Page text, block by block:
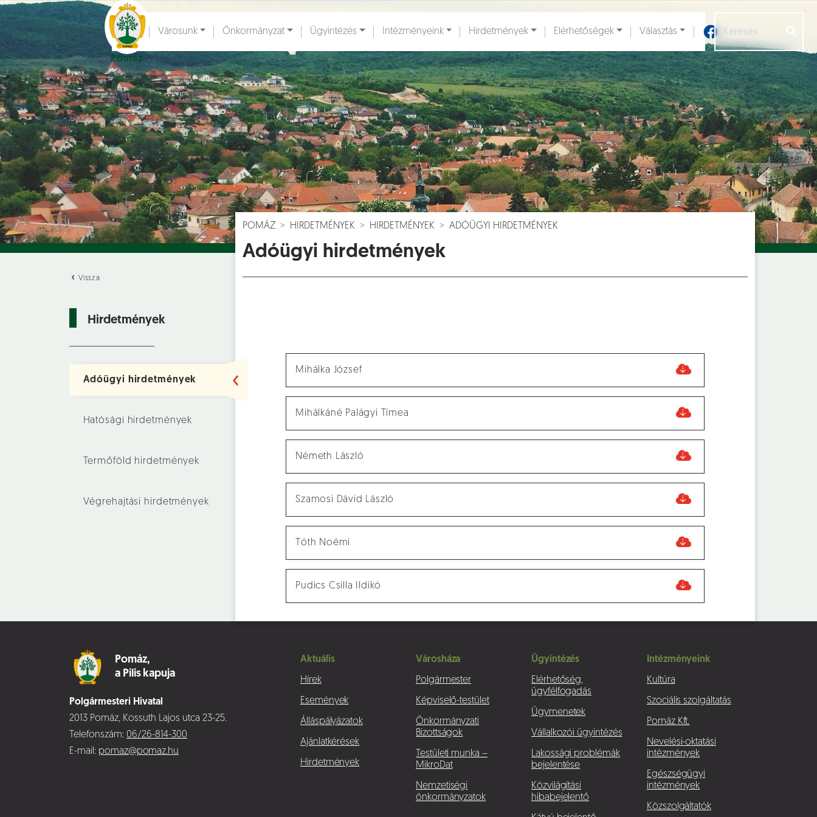
Pomáz
Ugrás a fő tartalomhoz
Városunk Önkormányzat Ügyintézés Intézményeink Hirdetmények Elérhetőségek Választás
Vissza
Hirdetmények
Adóügyi hirdetmények
Hatósági hirdetmények
Termőföld hirdetmények
Végrehajtási hirdetmények
POMÁZ HIRDETMÉNYEK HIRDETMÉNYEK ADÓÜGYI HIRDETMÉNYEK
Adóügyi hirdetmények
Mihálka József
Mihálkáné Palágyi Tímea
Németh László
Szamosi Dávid László
Tóth Noémi
Pudics Csilla Ildikó
Pomáz,
a Pilis kapuja
Polgármesteri Hivatal
2013 Pomáz, Kossuth Lajos utca 23-25.
Telefonszám: 06/26-814-300
E-mail: pomaz@pomaz.hu
Aktuális
Hírek
Események
Álláspályázatok
Ajánlatkérések
Hirdetmények
Városháza
Polgármester
Képviselő-testület
Önkormányzati
Bizottságok
Testületi munka –
MikroDat
Nemzetiségi
önkormányzatok
Ügyintézés
Elérhetőség,
ügyfélfogadás
Ügymenetek
Vállalkozói ügyintézés
Lakossági problémák
bejelentése
Közvilágítási
hibabejelentő
Intézményeink
Kultúra
Szociális szolgáltatás
Pomáz Kft.
Nevelési-oktatási
intézmények
Egészségügyi
intézmények
Közszolgáltatók
Hírek [] Események [ ] Dokumentumok [] Aloldalak []